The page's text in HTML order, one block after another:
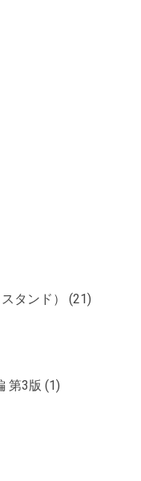
タンド）
(21)
第3版 (1)